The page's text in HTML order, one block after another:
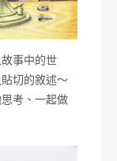
事中的世
切的敘述～
考、一起做